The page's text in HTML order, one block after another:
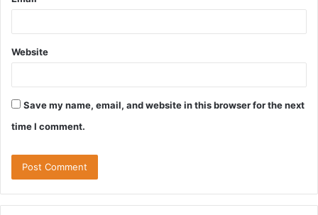
Website
Save my name, email, and website in this browser for the next
time I comment.